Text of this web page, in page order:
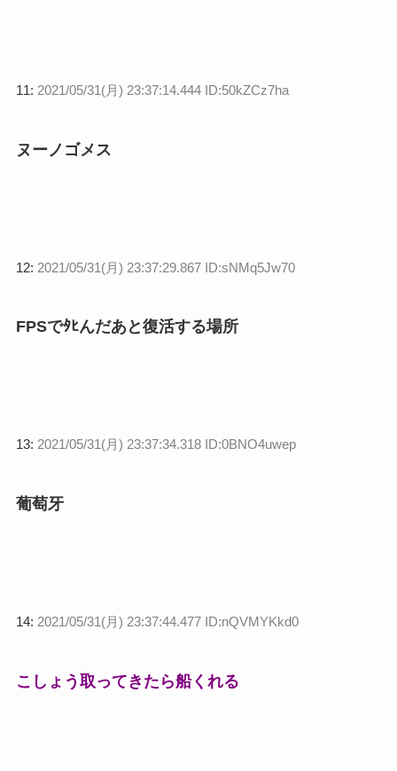
11: 2021/05/31(月) 23:37:14.444 ID:50kZCz7ha
ヌーノゴメス
12: 2021/05/31(月) 23:37:29.867 ID:sNMq5Jw70
FPSでﾀﾋんだあと復活する場所
13: 2021/05/31(月) 23:37:34.318 ID:0BNO4uwep
葡萄牙
14: 2021/05/31(月) 23:37:44.477 ID:nQVMYKkd0
こしょう取ってきたら船くれる